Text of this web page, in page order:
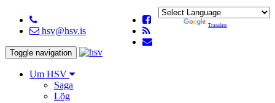
hsv@hsv.is
Translate
Toggle navigation
Um HSV
Saga
Lög